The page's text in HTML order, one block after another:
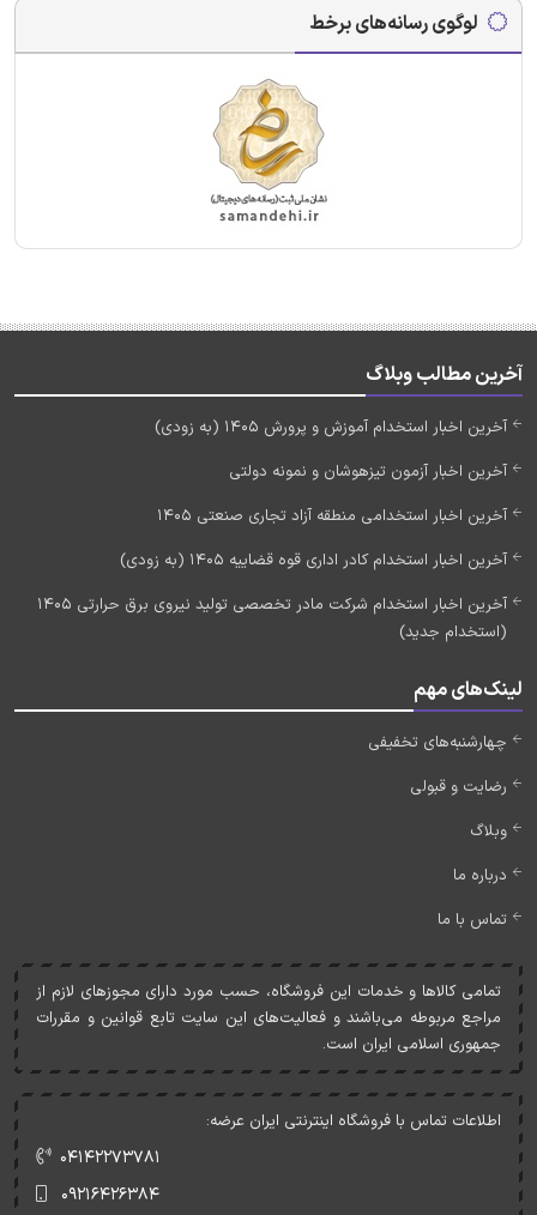
لوگوی رسانه‌های برخط
آخرین مطالب وبلاگ
آخرین اخبار استخدام آموزش و پرورش 1405 (به زودی)
آخرین اخبار آزمون تیزهوشان و نمونه دولتی
آخرین اخبار استخدامی منطقه آزاد تجاری صنعتی 1405
آخرین اخبار استخدام کادر اداری قوه قضاییه 1405 (به زودی)
آخرین اخبار استخدام شرکت مادر تخصصی تولید نیروی برق حرارتی 1405
(استخدام جدید)
لینک‌های مهم
چهارشنبه‌های تخفیفی
رضایت و قبولی
وبلاگ
درباره ما
تماس با ما
تمامی کالاها و خدمات اين فروشگاه، حسب مورد دارای مجوزهای لازم از
مراجع مربوطه می‌باشند و فعاليت‌های اين سايت تابع قوانين و مقررات
جمهوری اسلامی ايران است.
اطلاعات تماس با فروشگاه اینترنتی ایران عرضه:
۰۴۱۴۲۲۷۳۷۸۱
۰۹۲۱۶۴۲۶۳۸۴